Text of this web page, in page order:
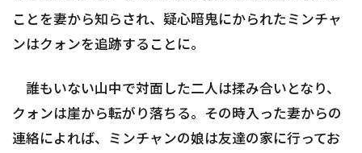
ことを妻から知らされ、疑心暗鬼にかられたミンチャ
ンはクォンを追跡することに。
誰もいない山中で対面した二人は揉み合いとなり、
クォンは崖から転がり落ちる。その時入った妻からの
連絡によれば、ミンチャンの娘は友達の家に行ってお